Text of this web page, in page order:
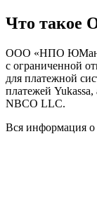
Что
ООО «НПО ЮМани»
с ограниченной
для платежной
платежей
NBCO LLC.
Вся информация